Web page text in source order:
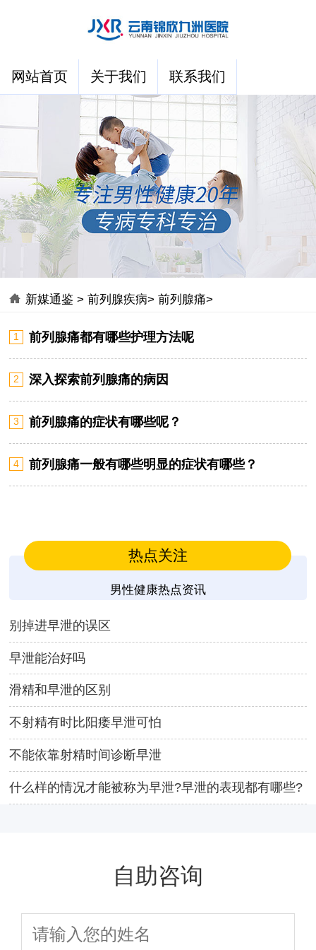
网站首页 关于我们 联系我们
新媒通鉴 >前列腺疾病>前列腺痛>
1 前列腺痛都有哪些护理方法呢
2 深入探索前列腺痛的病因
3 前列腺痛的症状有哪些呢？
4 前列腺痛一般有哪些明显的症状有哪些？
热点关注
男性健康热点资讯
别掉进早泄的误区
早泄能治好吗
滑精和早泄的区别
不射精有时比阳痿早泄可怕
不能依靠射精时间诊断早泄
什么样的情况才能被称为早泄?早泄的表现都有哪些?
自助咨询